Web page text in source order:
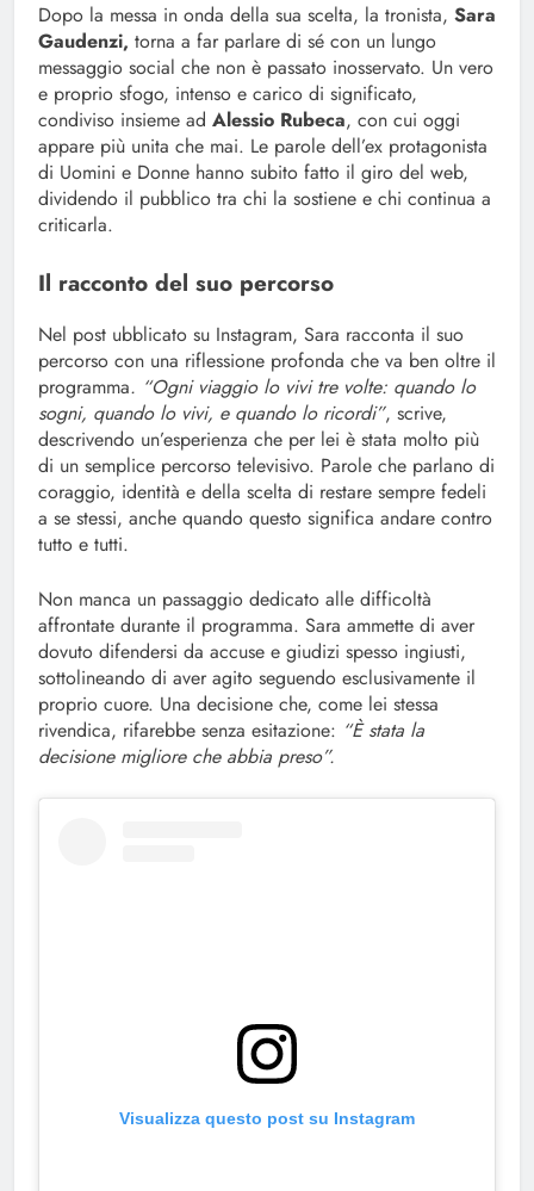
Dopo la messa in onda della sua scelta, la tronista, Sara
Gaudenzi, torna a far parlare di sé con un lungo
messaggio social che non è passato inosservato. Un vero
e proprio sfogo, intenso e carico di significato,
condiviso insieme ad Alessio Rubeca, con cui oggi
appare più unita che mai. Le parole dell’ex protagonista
di Uomini e Donne hanno subito fatto il giro del web,
dividendo il pubblico tra chi la sostiene e chi continua a
criticarla.
Il racconto del suo percorso
Nel post ubblicato su Instagram, Sara racconta il suo
percorso con una riflessione profonda che va ben oltre il
programma. “Ogni viaggio lo vivi tre volte: quando lo
sogni, quando lo vivi, e quando lo ricordi”, scrive,
descrivendo un’esperienza che per lei è stata molto più
di un semplice percorso televisivo. Parole che parlano di
coraggio, identità e della scelta di restare sempre fedeli
a se stessi, anche quando questo significa andare contro
tutto e tutti.
Non manca un passaggio dedicato alle difficoltà
affrontate durante il programma. Sara ammette di aver
dovuto difendersi da accuse e giudizi spesso ingiusti,
sottolineando di aver agito seguendo esclusivamente il
proprio cuore. Una decisione che, come lei stessa
rivendica, rifarebbe senza esitazione: “È stata la
decisione migliore che abbia preso”.
Visualizza questo post su Instagram